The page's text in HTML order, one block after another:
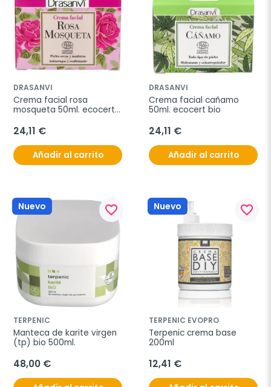
DRASANVI
Crema facial rosa
mosqueta 50ml. ecocert
24,11 €
Añadir al carrito
DRASANVI
Crema facial cañamo
50ml. ecocert bio
24,11 €
Añadir al carrito
Nuevo favorite_border
TERPENIC
Manteca de karite virgen
(tp) bio 500ml.
48,00 €
Nuevo favorite_border
TERPENIC EVOPRO
Terpenic crema base
200ml
12,41 €